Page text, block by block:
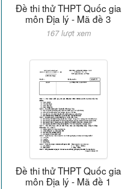
Đề thi thử THPT Quốc gia
môn Địa lý - Mã đề 3
167 lượt xem
Đề thi thử THPT Quốc gia
môn Địa lý - Mã đề 1